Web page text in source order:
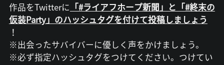
作品をTwitterに
「#ライアフホープ新聞」と「#終末の
仮装Party」のハッシュタグを付けて投稿しましょう
！
※出会ったサバイバーに優しく声をかけましょう。
※必ず指定ハッシュタグをつけてください。つけてい